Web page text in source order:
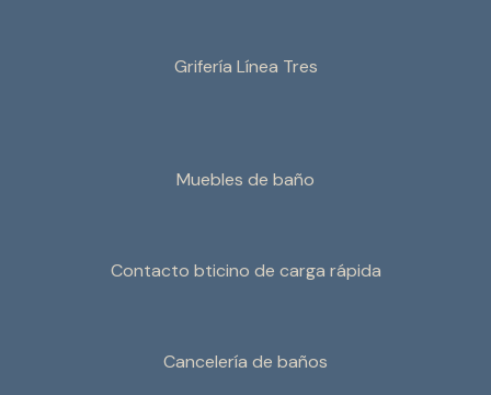
Grifería Línea Tres
Muebles de baño
Contacto bticino de carga rápida
Cancelería de baños